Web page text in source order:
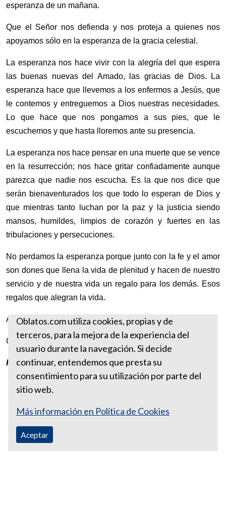
esperanza de un mañana.
Que el Señor nos defienda y nos proteja a quienes nos
apoyamos sólo en la esperanza de la gracia celestial.
La esperanza nos hace vivir con la alegría del que espera
las buenas nuevas del Amado, las gracias de Dios. La
esperanza hace que llevemos a los enfermos a Jesús, que
le contemos y entreguemos a Dios nuestras necesidades.
Lo que hace que nos pongamos a sus pies, que le
escuchemos y que hasta lloremos ante su presencia.
La esperanza nos hace pensar en una muerte que se vence
en la resurrección; nos hace gritar confiadamente aunque
parezca que nadie nos escucha. Es la que nos dice que
serán bienaventurados los que todo lo esperan de Dios y
que mientras tanto luchan por la paz y la justicia siendo
mansos, humildes, limpios de corazón y fuertes en las
tribulaciones y persecuciones.
No perdamos la esperanza porque junto con la fe y el amor
son dones que llena la vida de plenitud y hacen de nuestro
servicio y de nuestra vida un regalo para los demás. Esos
regalos que alegran la vida.
Alegrémosle la vida a los demás.
Con mi bendición:
P. Jaime Alberto Palacio González, ocd
Oblatos.com utiliza cookies, propias y de
terceros, para la mejora de la experiencia del
usuario durante la navegación. Si decide
continuar, entendemos que presta su
consentimiento para su utilización por parte del
sitio web.
Más información en Política de Cookies
Aceptar